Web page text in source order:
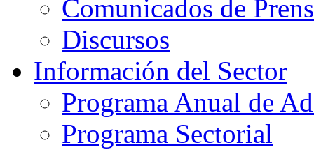
Comunicados de
Discursos
Información del Sector
Programa Anual de
Programa Sectorial